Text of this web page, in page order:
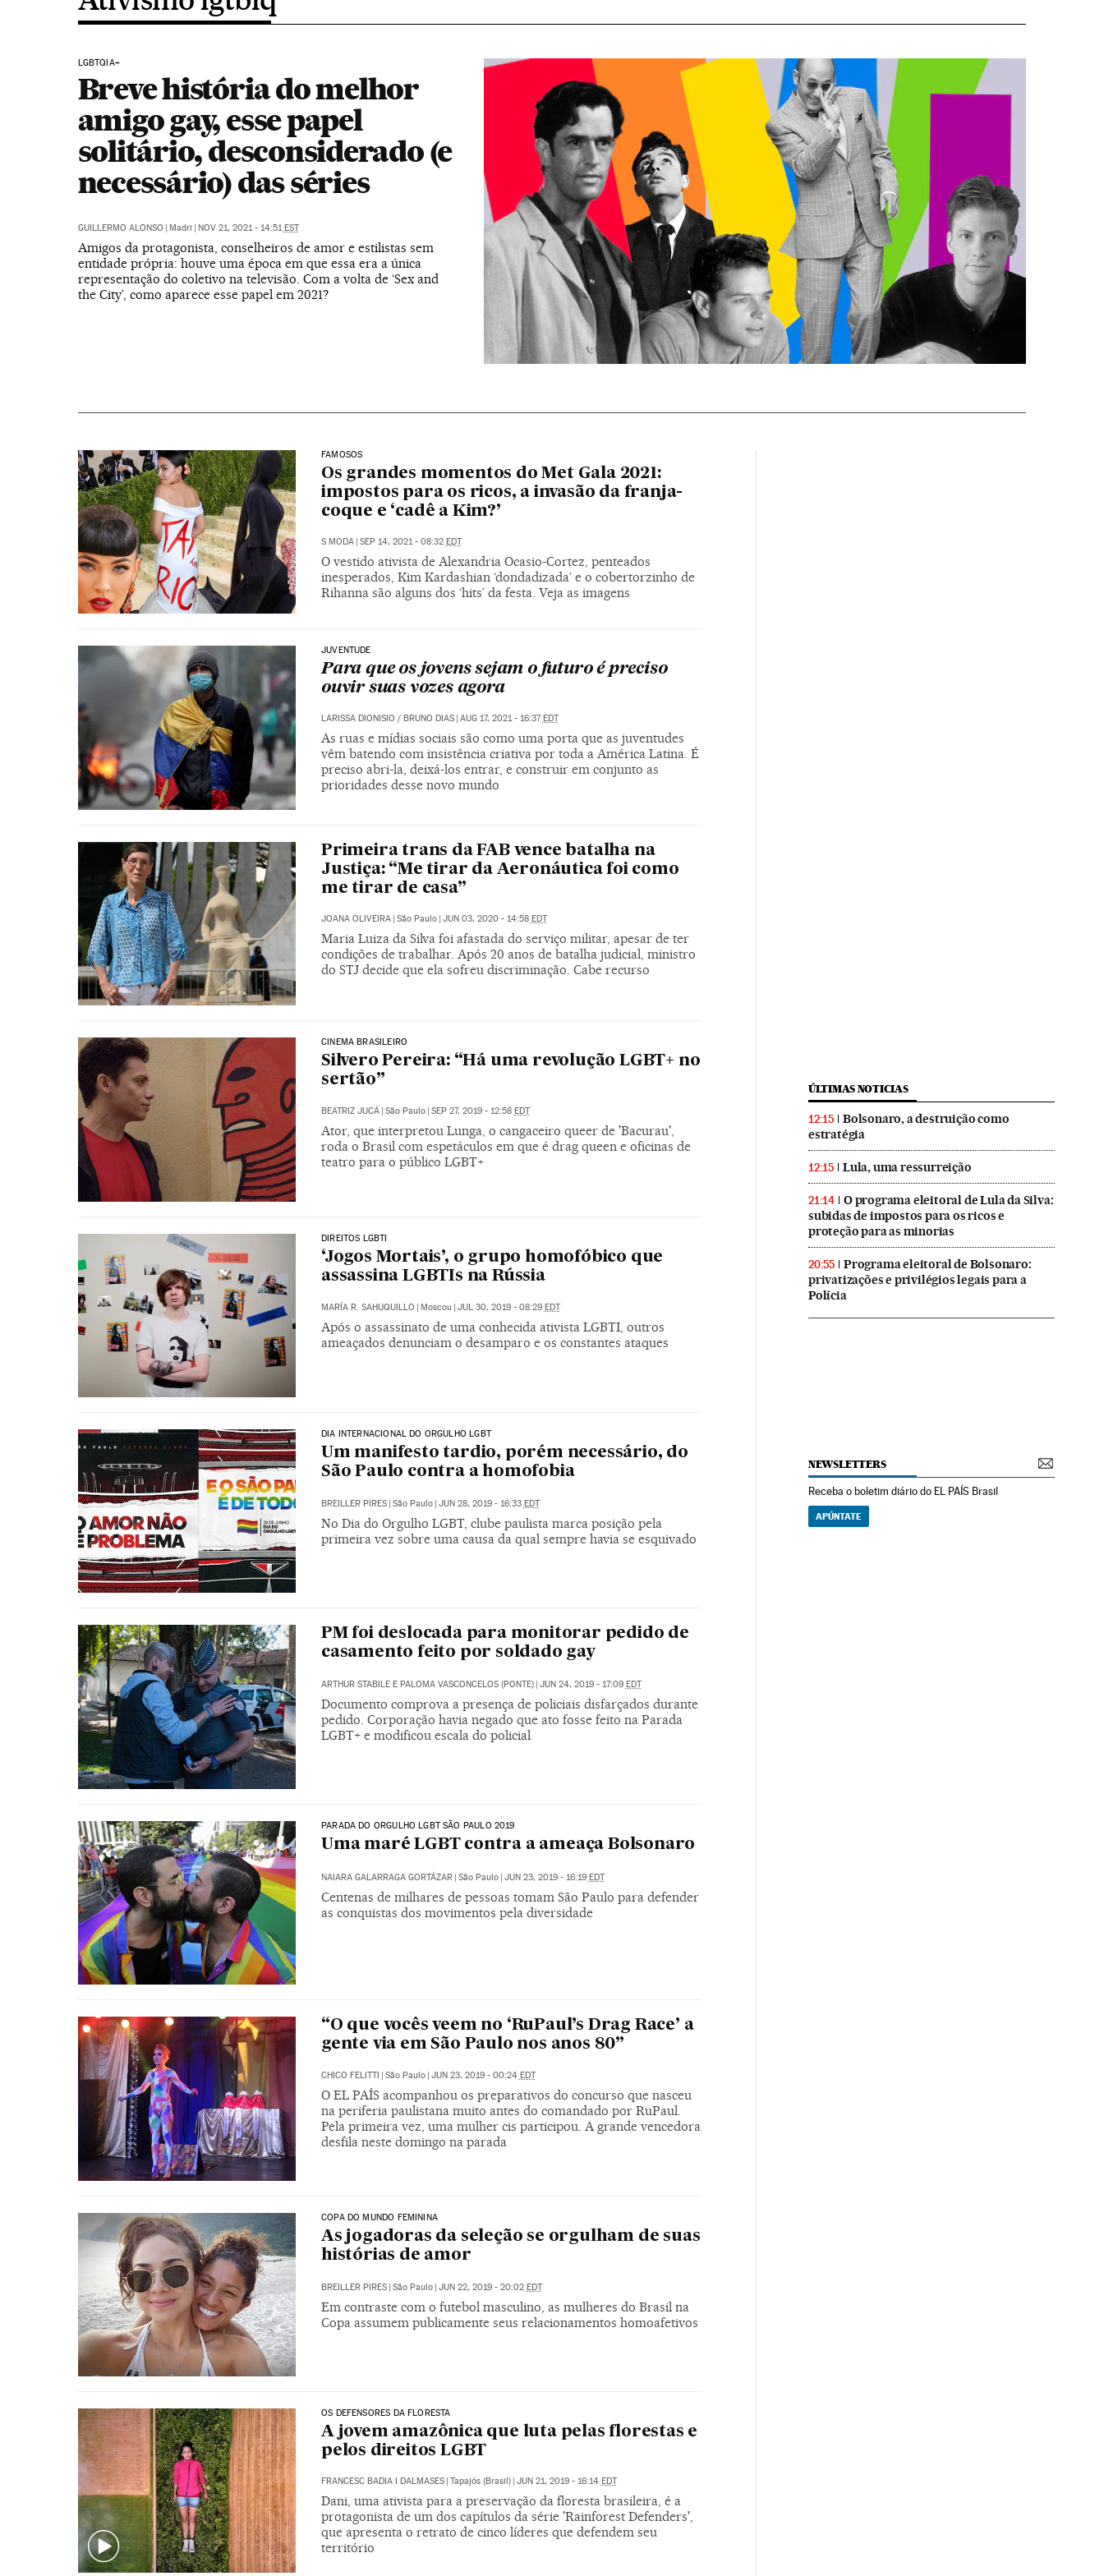
LGBTQIA+
Breve história do melhor
amigo gay, esse papel
solitário, desconsiderado (e
necessário) das séries
GUILLERMO ALONSO | Madri | NOV 21, 2021 - 14:51EST
Amigos da protagonista, conselheiros de amor e estilistas sem
entidade própria: houve uma época em que essa era a única
representação do coletivo na televisão. Com a volta de ‘Sex and
the City’, como aparece esse papel em 2021?
FAMOSOS
Os grandes momentos do Met Gala 2021:
impostos para os ricos, a invasão da franja-
coque e ‘cadê a Kim?’
S MODA | SEP 14, 2021 - 08:32 EDT
O vestido ativista de Alexandria Ocasio-Cortez, penteados
inesperados, Kim Kardashian ‘dondadizada’ e o cobertorzinho de
Rihanna são alguns dos ‘hits’ da festa. Veja as imagens
JUVENTUDE
Para que os jovens sejam o futuro é preciso
ouvir suas vozes agora
LARISSA DIONISIO / BRUNO DIAS AUG 17, 2021 - 16:37 EDT
As ruas e mídias sociais são como uma porta que as juventudes
vêm batendo com insistência criativa por toda a América Latina. É
preciso abri-la, deixá-los entrar, e construir em conjunto as
prioridades desse novo mundo
Primeira trans da FAB vence batalha na
Justiça: “Me tirar da Aeronáutica foi como
me tirar de casa”
JOANA OLIVEIRA São Paulo JUN 03, 2020 - 14:58 EDT
Maria Luiza da Silva foi afastada do serviço militar, apesar de ter
condições de trabalhar. Após 20 anos de batalha judicial, ministro
do STJ decide que ela sofreu discriminação. Cabe recurso
CINEMA BRASILEIRO
Silvero Pereira: “Há uma revolução LGBT+ no
sertão”
BEATRIZ JUCÁ São Paulo SEP 27, 2019 - 12:58 EDT
Ator, que interpretou Lunga, o cangaceiro queer de 'Bacurau',
roda o Brasil com espetáculos em que é drag queen e oficinas de
teatro para o público LGBT+
DIREITOS LGBTI
‘Jogos Mortais’, o grupo homofóbico que
assassina LGBTIs na Rússia
MARÍA R. SAHUQUILLO Moscou JUL 30, 2019 - 08:29 EDT
Após o assassinato de uma conhecida ativista LGBTI, outros
ameaçados denunciam o desamparo e os constantes ataques
DIA INTERNACIONAL DO ORGULHO LGBT
Um manifesto tardio, porém necessário, do
São Paulo contra a homofobia
BREILLER PIRES | São Paulo | JUN 28, 2019 - 16:33 EDT
No Dia do Orgulho LGBT, clube paulista marca posição pela
primeira vez sobre uma causa da qual sempre havia se esquivado
PM foi deslocada para monitorar pedido de
casamento feito por soldado gay
ARTHUR STABILE E PALOMA VASCONCELOS (PONTE) JUN 24, 2019 - 17:09 EDT
Documento comprova a presença de policiais disfarçados durante
pedido. Corporação havia negado que ato fosse feito na Parada
LGBT+ e modificou escala do policial
PARADA DO ORGULHO LGBT SÃO PAULO 2019
Uma maré LGBT contra a ameaça Bolsonaro
NAIARA GALARRAGA GORTÁZAR | São Paulo | JUN 23, 2019 - 16:19 EDT
Centenas de milhares de pessoas tomam São Paulo para defender
as conquistas dos movimentos pela diversidade
“O que vocês veem no ‘RuPaul’s Drag Race’ a
gente via em São Paulo nos anos 80”
CHICO FELITTI São Paulo JUN 23, 2019 - 00:24 EDT
O EL PAÍS acompanhou os preparativos do concurso que nasceu
na periferia paulistana muito antes do comandado por RuPaul.
Pela primeira vez, uma mulher cis participou. A grande vencedora
desfila neste domingo na parada
COPA DO MUNDO FEMININA
As jogadoras da seleção se orgulham de suas
histórias de amor
BREILLER PIRES | São Paulo | JUN 22, 2019 - 20:02 EDT
Em contraste com o futebol masculino, as mulheres do Brasil na
Copa assumem publicamente seus relacionamentos homoafetivos
OS DEFENSORES DA FLORESTA
A jovem amazônica que luta pelas florestas e
pelos direitos LGBT
FRANCESC BADIA I DALMASES Tapajós (Brasil) JUN 21, 2019 - 16:14 EDT
Dani, uma ativista para a preservação da floresta brasileira, é a
protagonista de um dos capítulos da série 'Rainforest Defenders',
que apresenta o retrato de cinco líderes que defendem seu
território
ÚLTIMAS NOTICIAS
12:15
Bolsonaro, a destruição como
estratégia
12:15 Lula, uma ressurreição
21:14
O programa eleitoral de Lula da Silva:
subidas de impostos para os ricos e
proteção para as minorias
20:55
Programa eleitoral de Bolsonaro:
privatizações e privilégios legais para a
Polícia
NEWSLETTERS
Receba o boletim diário do EL PAÍS Brasil
APÚNTATE